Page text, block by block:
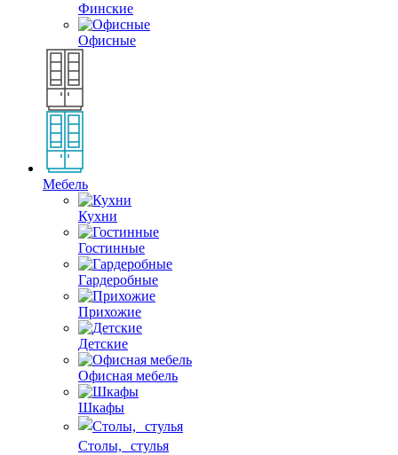
Финские
Офисные
Мебель
Кухни
Гостинные
Гардеробные
Прихожие
Детские
Офисная мебель
Шкафы
Столы, стулья